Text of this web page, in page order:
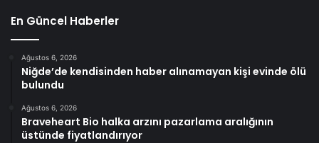
En Güncel Haberler
Ağustos 6, 2026
Niğde’de kendisinden haber alınamayan kişi evinde ölü
bulundu
Ağustos 6, 2026
Braveheart Bio halka arzını pazarlama aralığının
üstünde fiyatlandırıyor